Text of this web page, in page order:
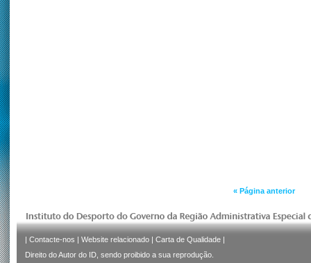
« Página anterior
| Contacte-nos | Website relacionado | Carta de Qualidade |
Direito do Autor do ID, sendo proibido a sua reprodução.